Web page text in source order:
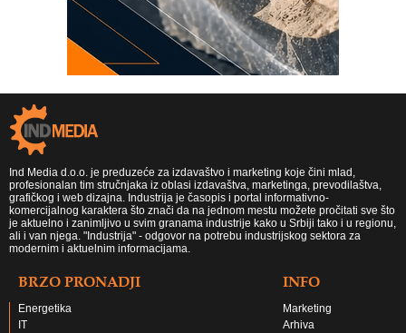
Ind Media d.o.o. je preduzeće za izdavaštvo i marketing koje čini mlad,
profesionalan tim stručnjaka iz oblasi izdavaštva, marketinga, prevodilaštva,
grafičkog i web dizajna. Industrija je časopis i portal informativno-
komercijalnog karaktera što znači da na jednom mestu možete pročitati sve što
je aktuelno i zanimljivo u svim granama industrije kako u Srbiji tako i u regionu,
ali i van njega. "Industrija" - odgovor na potrebu industrijskog sektora za
modernim i aktuelnim informacijama.
BRZO PRONADJI
Energetika
IT
INFO
Marketing
Arhiva